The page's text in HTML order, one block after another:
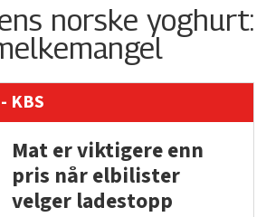
norske yoghurt:
KBS
Mat er viktigere enn
pris når elbilister
velger ladestopp